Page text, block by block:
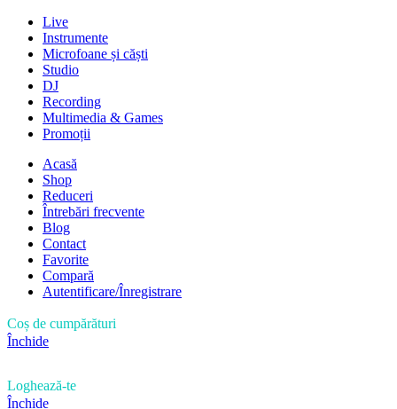
Live
Instrumente
Microfoane și căști
Studio
DJ
Recording
Multimedia & Games
Promoții
Acasă
Shop
Reduceri
Întrebări frecvente
Blog
Contact
Favorite
Compară
Autentificare/Înregistrare
Coș de cumpărături
Închide
Loghează-te
Închide